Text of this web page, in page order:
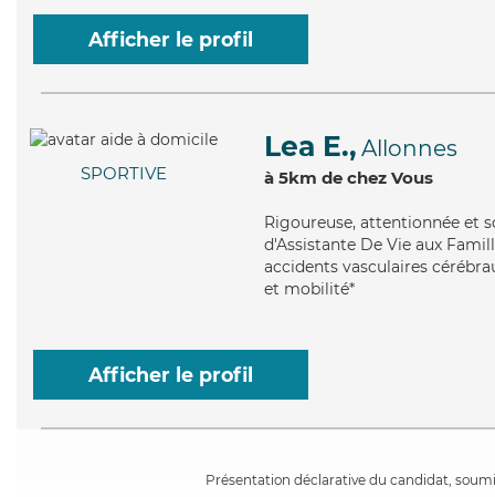
Afficher le profil
SPORTIVE
Lea E., Allonnes
à 5km de chez Vous
Rigoureuse, attentionnée et
d'Assistante De Vie aux
accidents vasculaires
et mobilité*
Afficher le profil
Présentation déclarative du candidat,